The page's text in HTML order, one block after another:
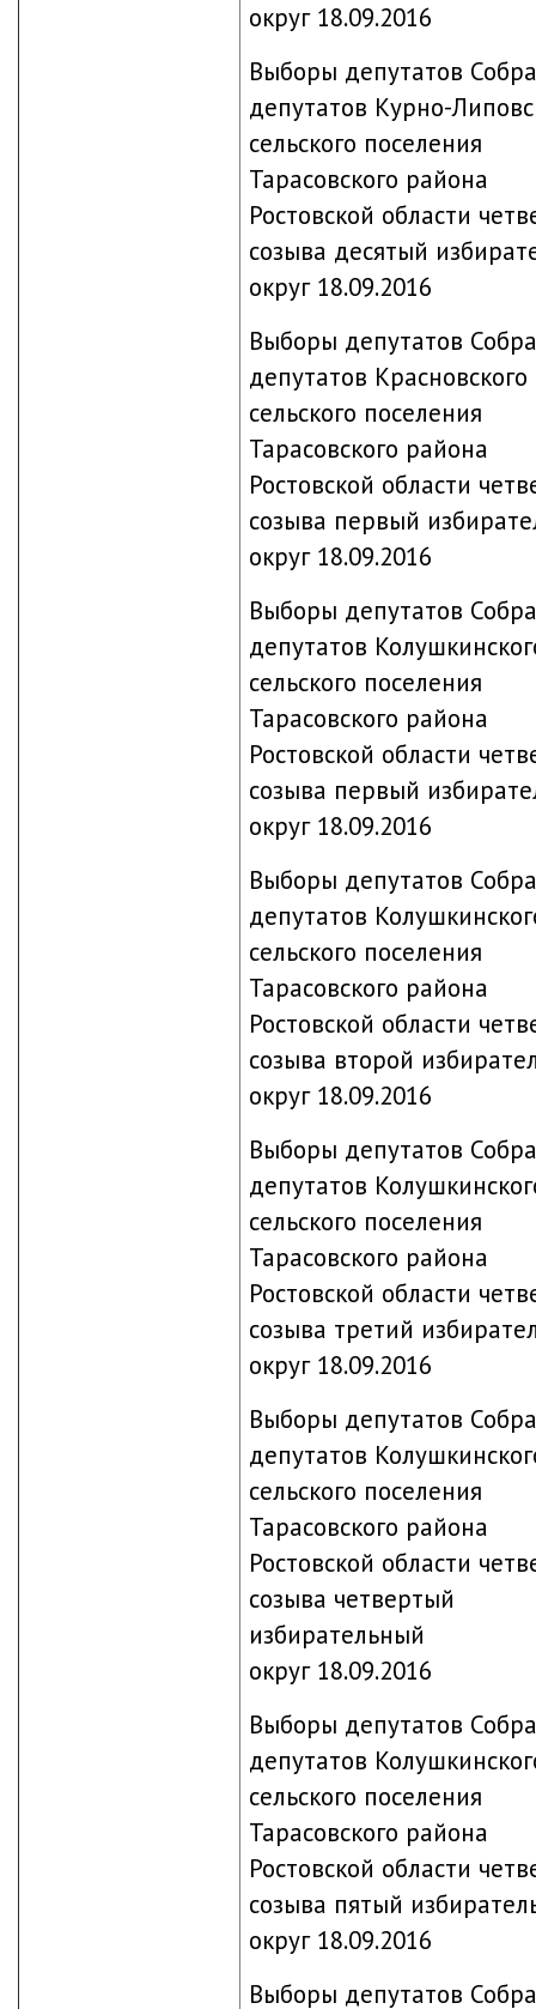
округ 18.09.2016
Выборы депутатов
депутатов Курно-
сельского поселения
Тарасовского района
Ростовской области
созыва десятый
округ 18.09.2016
Выборы депутатов
депутатов Красновского
сельского поселения
Тарасовского района
Ростовской области
созыва первый
округ 18.09.2016
Выборы депутатов
депутатов
сельского поселения
Тарасовского района
Ростовской области
созыва первый
округ 18.09.2016
Выборы депутатов
депутатов
сельского поселения
Тарасовского района
Ростовской области
созыва второй
округ 18.09.2016
Выборы депутатов
депутатов
сельского поселения
Тарасовского района
Ростовской области
созыва третий
округ 18.09.2016
Выборы депутатов
депутатов
сельского поселения
Тарасовского района
Ростовской области
созыва четвертый
избирательный
округ 18.09.2016
Выборы депутатов
депутатов
сельского поселения
Тарасовского района
Ростовской области
созыва пятый
округ 18.09.2016
Выборы депутатов